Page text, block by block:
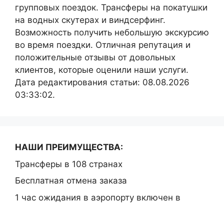
групповых поездок. Трансферы на покатушки
на водных скутерах и виндсерфинг.
Возможность получить небольшую экскурсию
во время поездки. Отличная репутация и
положительные отзывы от довольных
клиентов, которые оценили наши услуги.
Дата редактирования статьи: 08.08.2026
03:33:02.
НАШИ ПРЕИМУЩЕСТВА:
Трансферы в 108 странах
Бесплатная отмена заказа
1 час ожидания в аэропорту включен в